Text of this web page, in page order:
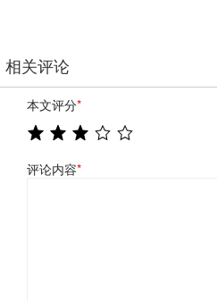
相关评论
本文评分*
评论内容*